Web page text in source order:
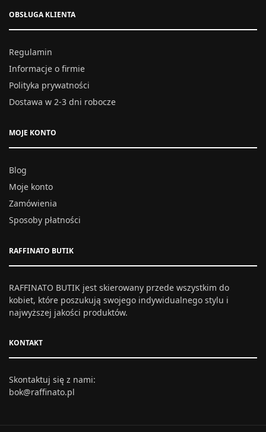
OBSŁUGA KLIENTA
Regulamin
Informacje o firmie
Polityka prywatności
Dostawa w 2-3 dni robocze
MOJE KONTO
Blog
Moje konto
Zamówienia
Sposoby płatności
RAFFINATO BUTIK
RAFFINATO BUTIK jest skierowany przede wszystkim do
kobiet, które poszukują swojego indywidualnego stylu i
najwyższej jakości produktów.
KONTAKT
Skontaktuj się z nami:
bok@raffinato.pl